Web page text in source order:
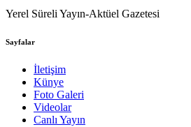
Yerel Süreli Yayın-Aktüel Gazetesi
Sayfalar
İletişim
Künye
Foto Galeri
Videolar
Canlı Yayın